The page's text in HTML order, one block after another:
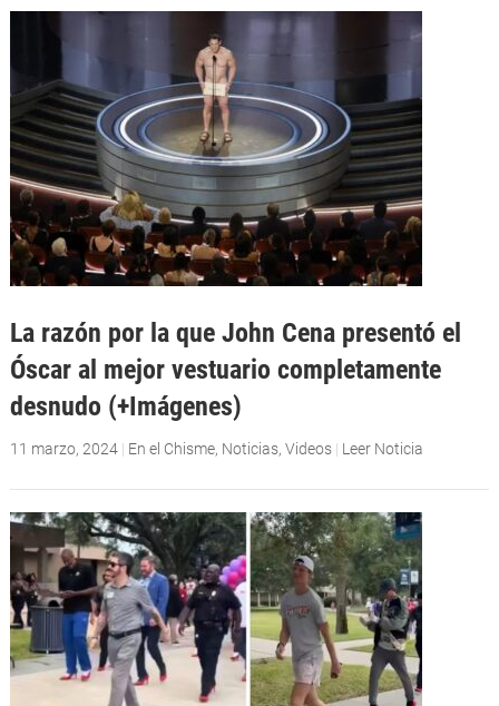
La razón por la que John Cena presentó el
Óscar al mejor vestuario completamente
desnudo (+Imágenes)
11 marzo, 2024| En el Chisme, Noticias, Videos | Leer Noticia